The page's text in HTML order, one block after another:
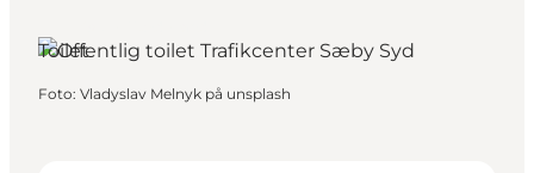
Toilet
Foto: Vladyslav Melnyk på unsplash